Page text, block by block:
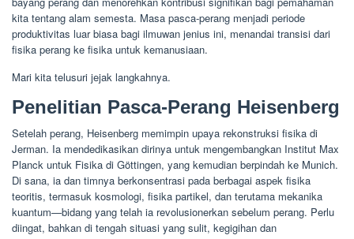
kita tentang alam semesta. Masa pasca-perang menjadi periode
produktivitas luar biasa bagi ilmuwan jenius ini, menandai transisi dari
fisika perang ke fisika untuk kemanusiaan.
Mari kita telusuri jejak langkahnya.
Penelitian Pasca-Perang Heisenberg
Setelah perang, Heisenberg memimpin upaya rekonstruksi fisika di
Jerman. Ia mendedikasikan dirinya untuk mengembangkan Institut Max
Planck untuk Fisika di Göttingen, yang kemudian berpindah ke Munich.
Di sana, ia dan timnya berkonsentrasi pada berbagai aspek fisika
teoritis, termasuk kosmologi, fisika partikel, dan terutama mekanika
kuantum—bidang yang telah ia revolusionerkan sebelum perang. Perlu
diingat, bahkan di tengah situasi yang sulit, kegigihan dan